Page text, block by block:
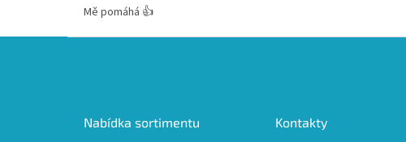
Mě pomáhá 👍
Nabídka sortimentu Kontakty